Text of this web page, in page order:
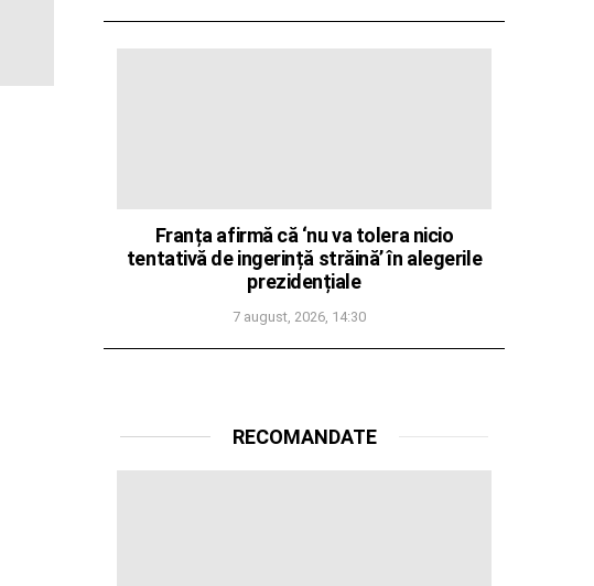
Franța afirmă că ‘nu va tolera nicio
tentativă de ingerință străină’ în alegerile
prezidențiale
7 august, 2026, 14:30
RECOMANDATE